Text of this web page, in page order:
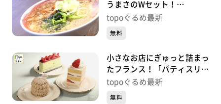
うまさのWセット！
「OMOUMA麺堂」（富谷市
め】
topoぐるめ最新
無料
小さなお店にぎゅっと詰まっ
たフランス！「パティスリー
レクリア」（富谷市日吉台）
topoぐるめ最新
無料